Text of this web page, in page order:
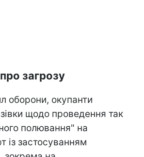
загрозу
оборони, окупанти
щодо проведення так
полювання" на
із застосуванням